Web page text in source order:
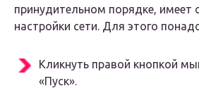
принудительном порядке, имеет
настройки сети. Для этого
Кликнуть правой кнопкой
«Пуск».